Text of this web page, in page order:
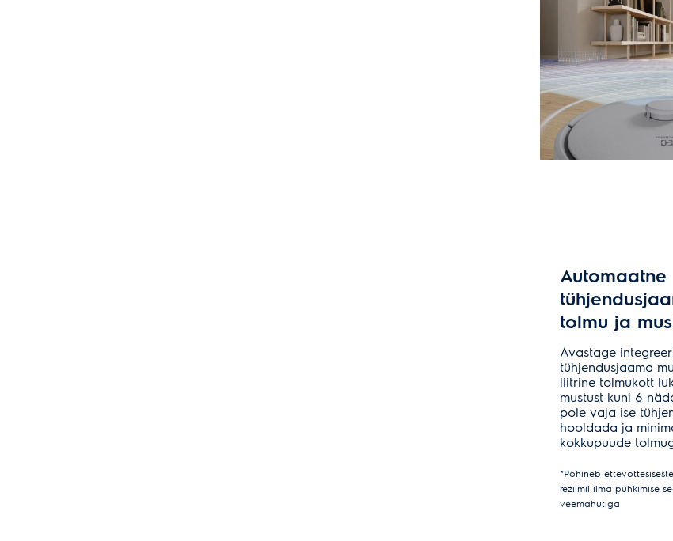
Automaatne
tolmu ja
Avastage
tühjendusjaama
liitrine tolmukott
mustust kuni 6
pole vaja ise
hooldada ja
kokkupuude
*Põhineb
režiimil ilma pühkimise
veemahutiga